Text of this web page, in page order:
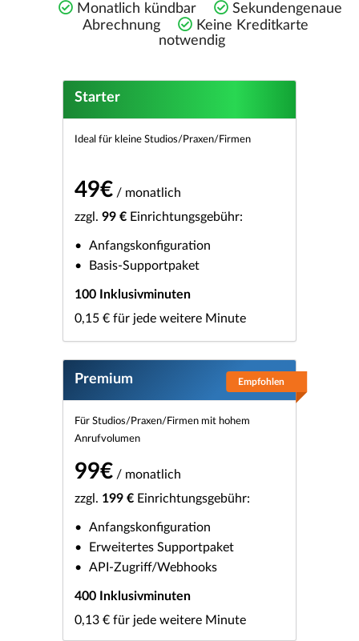
Monatlich kündbar
Sekundengenaue
Abrechnung
Keine Kreditkarte
notwendig
Starter
Ideal für kleine Studios/Praxen/Firmen
49€ / monatlich
zzgl. 99 € Einrichtungsgebühr:
Anfangskonfiguration
Basis-Supportpaket
100 Inklusivminuten
0,15 € für jede weitere Minute
Empfohlen
Premium
Für Studios/Praxen/Firmen mit hohem
Anrufvolumen
99€ / monatlich
zzgl. 199 € Einrichtungsgebühr:
Anfangskonfiguration
Erweitertes Supportpaket
API-Zugriff/Webhooks
400 Inklusivminuten
0,13 € für jede weitere Minute